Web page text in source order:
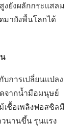
ยังผลักกระแสลม
มายังพื้นโลกได้
การเปลี่ยนแปลง
จากน้ำมือมนุษย์
เชื้อเพลิงฟอสซิลมี
นานขึ้น รุนแรง